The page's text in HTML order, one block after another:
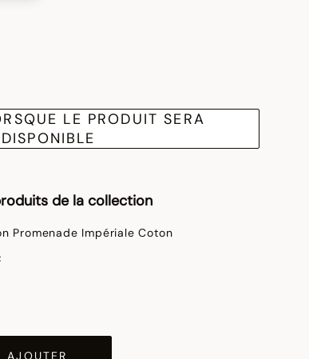
LE PRODUIT SERA
DISPONIBLE
de la collection
Promenade Impériale Coton
AJOUTER